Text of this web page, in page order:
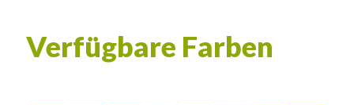
Verfügbare Farben